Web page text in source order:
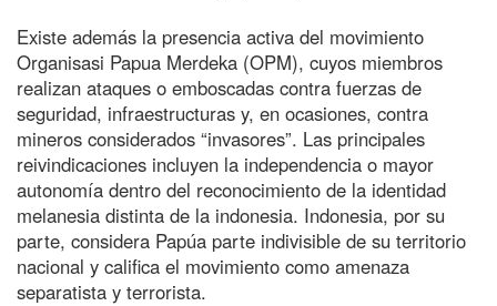
Existe además la presencia activa del movimiento
Organisasi Papua Merdeka (OPM), cuyos miembros
realizan ataques o emboscadas contra fuerzas de
seguridad, infraestructuras y, en ocasiones, contra
mineros considerados “invasores”. Las principales
reivindicaciones incluyen la independencia o mayor
autonomía dentro del reconocimiento de la identidad
melanesia distinta de la indonesia. Indonesia, por su
parte, considera Papúa parte indivisible de su territorio
nacional y califica el movimiento como amenaza
separatista y terrorista.